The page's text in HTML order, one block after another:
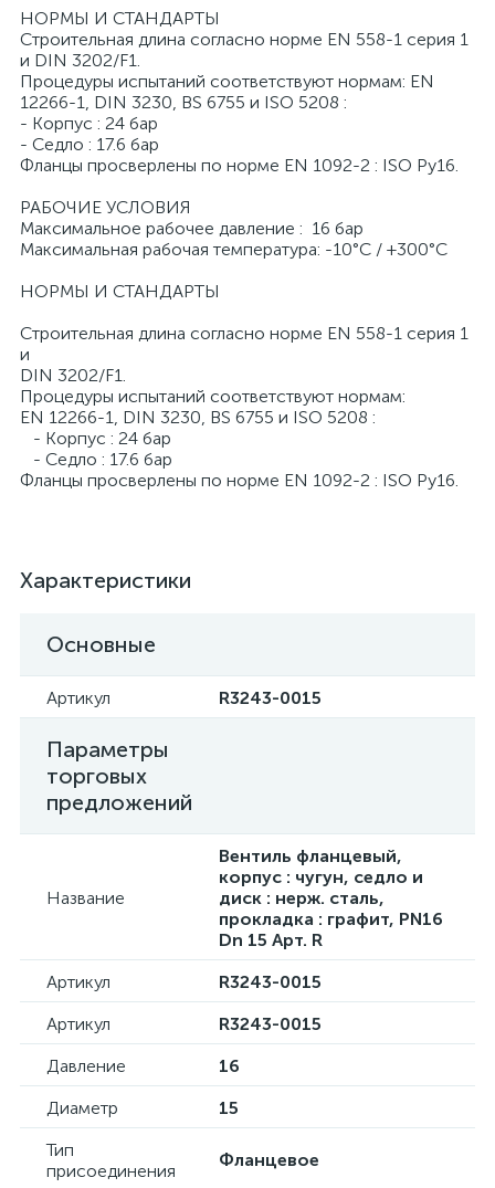
НОРМЫ И СТАНДАРТЫ
Строительная длина согласно норме EN 558-1 серия 1
и DIN 3202/F1.
Процедуры испытаний соответствуют нормам: EN
12266-1, DIN 3230, BS 6755 и ISO 5208 :
- Корпус : 24 бар
- Седло : 17.6 бар
Фланцы просверлены по норме EN 1092-2 : ISO Pу16.
РАБОЧИЕ УСЛОВИЯ
Максимальное рабочее давление : 16 бар
Максимальная рабочая температура: -10°C / +300°C
НОРМЫ И СТАНДАРТЫ
Строительная длина согласно норме EN 558-1 серия 1
и
DIN 3202/F1.
Процедуры испытаний соответствуют нормам:
EN 12266-1, DIN 3230, BS 6755 и ISO 5208 :
- Корпус : 24 бар
- Седло : 17.6 бар
Фланцы просверлены по норме EN 1092-2 : ISO Pу16.
Характеристики
Основные
Артикул R3243-0015
Параметры
торговых
предложений
Название
Вентиль фланцевый,
корпус : чугун, седло и
диск : нерж. сталь,
прокладка : графит, PN16
Dn 15 Арт. R
Артикул
R3243-0015
Артикул
R3243-0015
Давление
16
Диаметр
15
Тип
присоединения
Фланцевое